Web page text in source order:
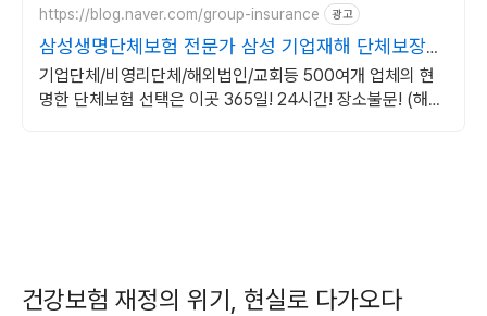
https://blog.naver.com/group-insurance 광고
삼성생명단체보험 전문가 삼성 기업재해 단체보장보
험
기업단체/비영리단체/해외법인/교회등 500여개 업체의 현
명한 단체보험 선택은 이곳 365일! 24시간! 장소불문! (해외
건강보험 재정의 위기, 현실로 다가오다